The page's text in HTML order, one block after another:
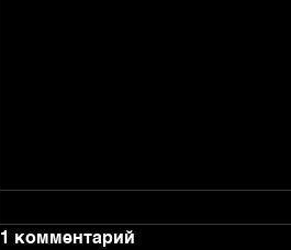
1 комментарий